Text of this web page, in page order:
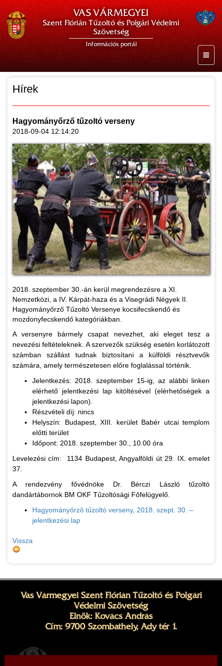
VAS VÁRMEGYEI
Szent Flórián Tűzoltó és Polgári Védelmi
Szövetség
Információs portál
Hírek
Hagyományőrző tűzoltó verseny
2018-09-04 12:14:20
2018. szeptember 30.-án kerül megrendezésre a XI.
Nemzetközi, a IV. Kárpát-haza és a Visegrádi Négyek II.
Hagyományőrző Tűzoltó Versenye kocsifecskendő és
mozdonyfecskendő kategóriákban.
A versenyre bármely csapat nevezhet, aki eleget tesz a
nevezési feltételeknek. A szervezők szükség esetén korlátozott
számban szállást tudnak biztosítani a külföldi résztvevők
számára, amely természetesen előre foglalással történik.
Jelentkezés: 2018. szeptember 15-ig, az alábbi linken
elérhető jelentkezési lap kitöltésével (elérhetőségek a
jelentkezési lapon).
Részvételi díj: nincs
Helyszín: Budapest, XIII. kerület Babér utcai templom
előtti terület
Időpont: 2018. szeptember 30., 10.00 óra
Levelezési cím: 1134 Budapest, Angyalföldi út 29. IX. emelet
37.
A rendezvény fővédnöke Dr. Bérczi László tűzoltó
dandártábornok BM OKF Tűzoltósági Főfelügyelő.
Hagyományőrző tűzoltó verseny, 2018. szept. 30. –
jelentkezési lap
Vissza
Vas Vármegyei Szent Flórián Tűzoltó és Polgári
Védelmi Szövetség
Elnök: Kovács András
Cím: 9700 Szombathely, Ady tér 1.